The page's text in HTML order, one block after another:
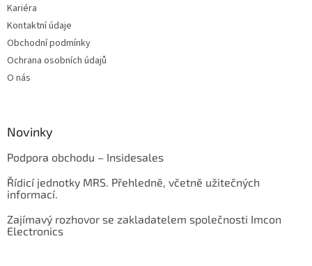
Kariéra
Kontaktní údaje
Obchodní podmínky
Ochrana osobních údajů
O nás
Novinky
Podpora obchodu – Insidesales
Řídicí jednotky MRS. Přehledně, včetně užitečných
informací.
Zajímavý rozhovor se zakladatelem společnosti Imcon
Electronics